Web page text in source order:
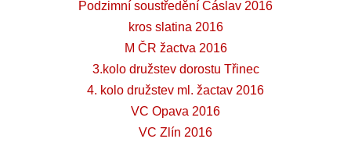
Podzimní soustředění Čáslav 2016
kros slatina 2016
M ČR žactva 2016
3.kolo družstev dorostu Třinec
4. kolo družstev ml. žactav 2016
VC Opava 2016
VC Zlín 2016